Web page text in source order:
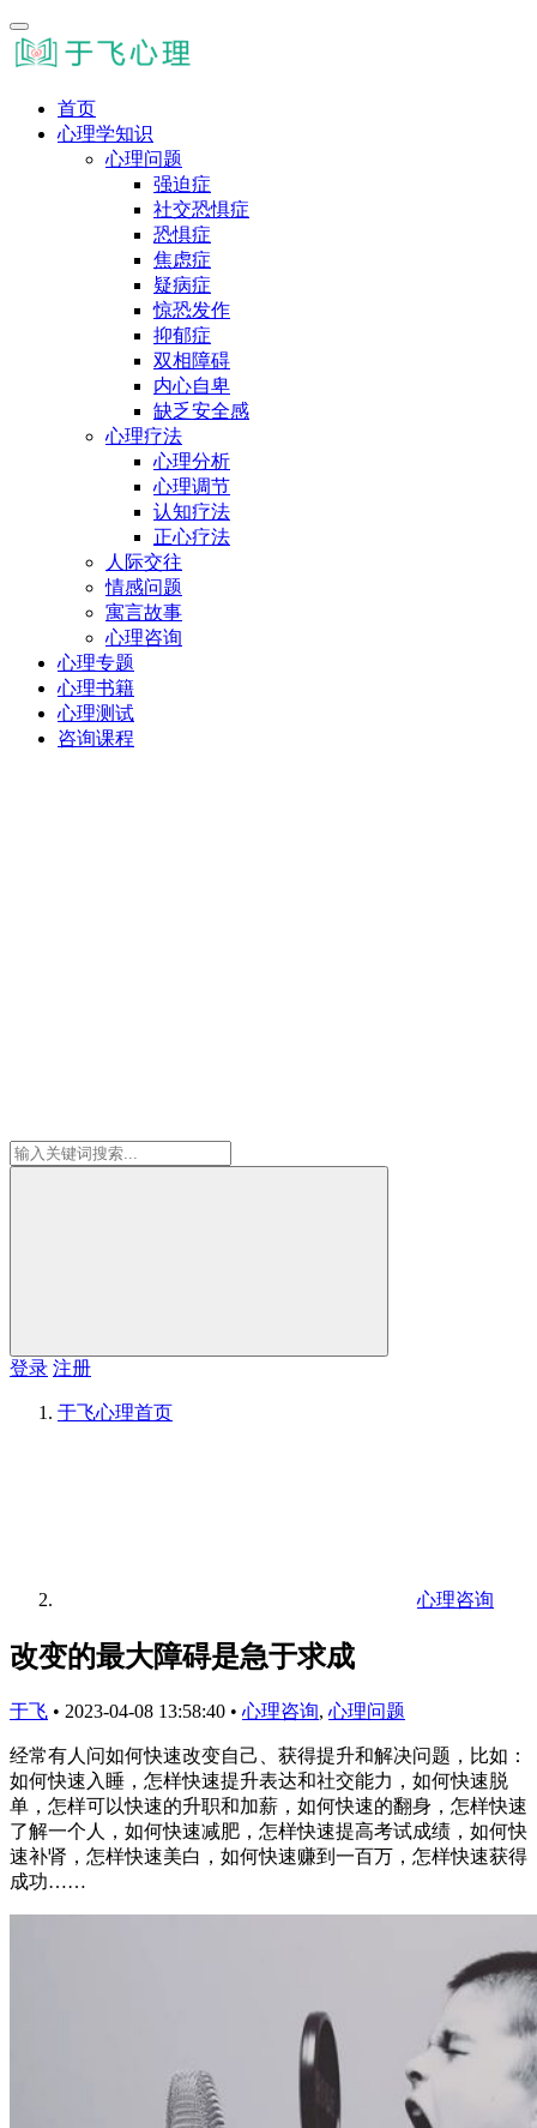
首页
心理学知识
心理问题
强迫症
社交恐惧症
恐惧症
焦虑症
疑病症
惊恐发作
抑郁症
双相障碍
内心自卑
缺乏安全感
心理疗法
心理分析
心理调节
认知疗法
正心疗法
人际交往
情感问题
寓言故事
心理咨询
心理专题
心理书籍
心理测试
咨询课程
登录 注册
于飞心理首页
心理咨询
改变的最大障碍是急于求成
于飞 • 2023-04-08 13:58:40 • 心理咨询, 心理问题
经常有人问如何快速改变自己、获得提升和解决问题，比如：
如何快速入睡，怎样快速提升表达和社交能力，如何快速脱
单，怎样可以快速的升职和加薪，如何快速的翻身，怎样快速
了解一个人，如何快速减肥，怎样快速提高考试成绩，如何快
速补肾，怎样快速美白，如何快速赚到一百万，怎样快速获得
成功……